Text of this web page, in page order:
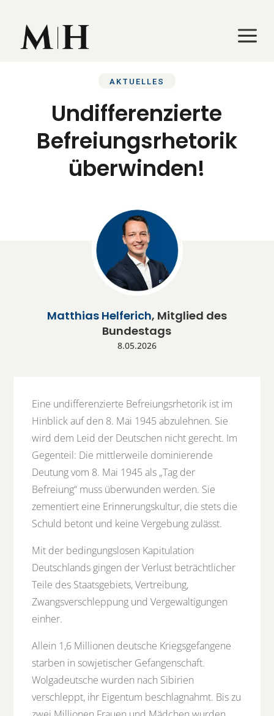
a
a
AKTUELLES
Undifferenzierte
Befreiungsrhetorik
überwinden!
Matthias Helferich, Mitglied des
Bundestags
8.05.2026
Eine undifferenzierte Befreiungsrhetorik ist im
Hinblick auf den 8. Mai 1945 abzulehnen. Sie
wird dem Leid der Deutschen nicht gerecht. Im
Gegenteil: Die mittlerweile dominierende
Deutung vom 8. Mai 1945 als „Tag der
Befreiung“ muss überwunden werden. Sie
zementiert eine Erinnerungskultur, die stets die
Schuld betont und keine Vergebung zulässt.
Mit der bedingungslosen Kapitulation
Deutschlands gingen der Verlust beträchtlicher
Teile des Staatsgebiets, Vertreibung,
Zwangsverschleppung und Vergewaltigungen
einher.
Allein 1,6 Millionen deutsche Kriegsgefangene
starben in sowjetischer Gefangenschaft.
Wolgadeutsche wurden nach Sibirien
verschleppt, ihr Eigentum beschlagnahmt. Bis zu